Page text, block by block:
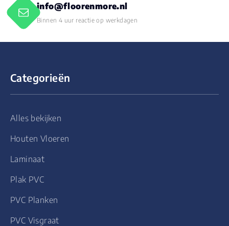
info@floorenmore.nl
Binnen 4 uur reactie op werkdagen
Categorieën
Alles bekijken
Houten Vloeren
Laminaat
Plak PVC
PVC Planken
PVC Visgraat